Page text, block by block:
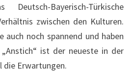
Bayerisch-Türkische
zwischen den Kulturen.
auch noch spannend und haben
ist der neueste in der
die Erwartungen.